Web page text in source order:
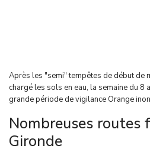
Après les "semi" tempêtes de début de
chargé les sols en eau, la semaine du 8
grande période de vigilance Orange
Nombreuses routes
Gironde